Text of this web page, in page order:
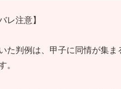
レ注意】
た判例は、甲子に同情が集
。